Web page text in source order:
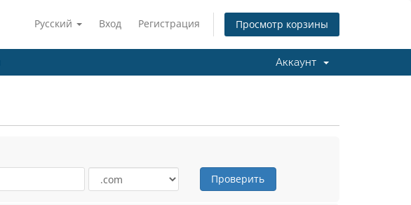
Русский Вход Регистрация Просмотр корзины
Аккаунт
Проверить